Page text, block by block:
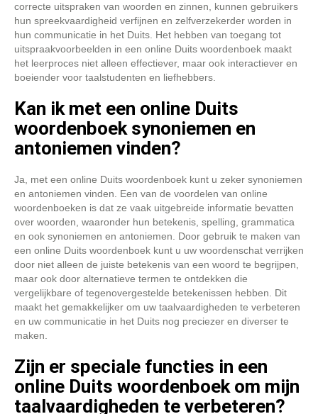
correcte uitspraken van woorden en zinnen, kunnen gebruikers
hun spreekvaardigheid verfijnen en zelfverzekerder worden in
hun communicatie in het Duits. Het hebben van toegang tot
uitspraakvoorbeelden in een online Duits woordenboek maakt
het leerproces niet alleen effectiever, maar ook interactiever en
boeiender voor taalstudenten en liefhebbers.
Kan ik met een online Duits
woordenboek synoniemen en
antoniemen vinden?
Ja, met een online Duits woordenboek kunt u zeker synoniemen
en antoniemen vinden. Een van de voordelen van online
woordenboeken is dat ze vaak uitgebreide informatie bevatten
over woorden, waaronder hun betekenis, spelling, grammatica
en ook synoniemen en antoniemen. Door gebruik te maken van
een online Duits woordenboek kunt u uw woordenschat verrijken
door niet alleen de juiste betekenis van een woord te begrijpen,
maar ook door alternatieve termen te ontdekken die
vergelijkbare of tegenovergestelde betekenissen hebben. Dit
maakt het gemakkelijker om uw taalvaardigheden te verbeteren
en uw communicatie in het Duits nog preciezer en diverser te
maken.
Zijn er speciale functies in een
online Duits woordenboek om mijn
taalvaardigheden te verbeteren?